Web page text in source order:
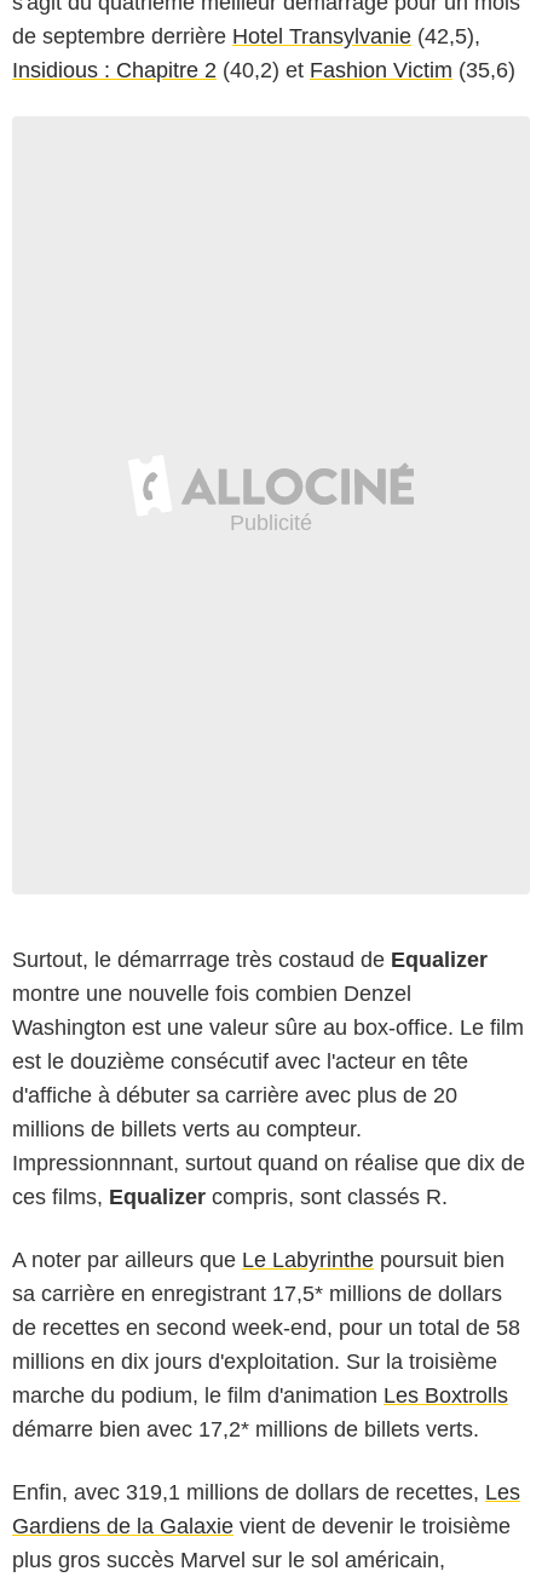
de septembre derrière Hotel Transylvanie (42,5),
Insidious : Chapitre 2 (40,2) et Fashion Victim (35,6)
Surtout, le démarrrage très costaud de Equalizer
montre une nouvelle fois combien Denzel
Washington est une valeur sûre au box-office. Le film
est le douzième consécutif avec l'acteur en tête
d'affiche à débuter sa carrière avec plus de 20
millions de billets verts au compteur.
Impressionnnant, surtout quand on réalise que dix de
ces films, Equalizer compris, sont classés R.
A noter par ailleurs que Le Labyrinthe poursuit bien
sa carrière en enregistrant 17,5* millions de dollars
de recettes en second week-end, pour un total de 58
millions en dix jours d'exploitation. Sur la troisième
marche du podium, le film d'animation Les Boxtrolls
démarre bien avec 17,2* millions de billets verts.
Enfin, avec 319,1 millions de dollars de recettes, Les
Gardiens de la Galaxie vient de devenir le troisième
plus gros succès Marvel sur le sol américain,